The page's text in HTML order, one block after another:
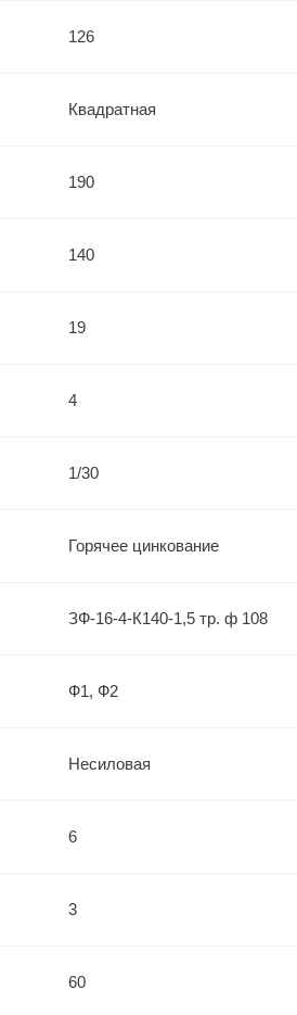
126
Квадратная
190
140
19
4
1/30
Горячее цинкование
ЗФ-16-4-К140-1,5 тр. ф 108
Ф1, Ф2
Несиловая
6
3
60